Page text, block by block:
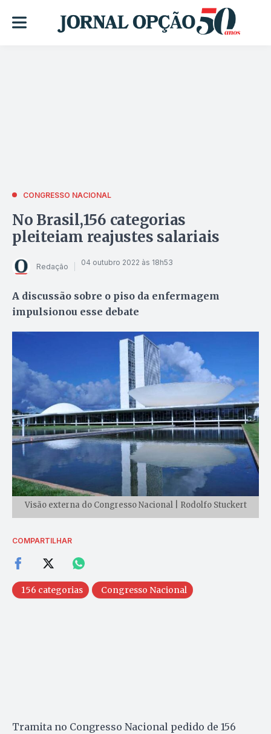
CONGRESSO NACIONAL
No Brasil,156 categorias
pleiteiam reajustes salariais
Redação 04 outubro 2022 às 18h53
A discussão sobre o piso da enfermagem
impulsionou esse debate
Visão externa do Congresso Nacional | Rodolfo Stuckert
COMPARTILHAR
156 categorias Congresso Nacional
Tramita no Congresso Nacional pedido de 156